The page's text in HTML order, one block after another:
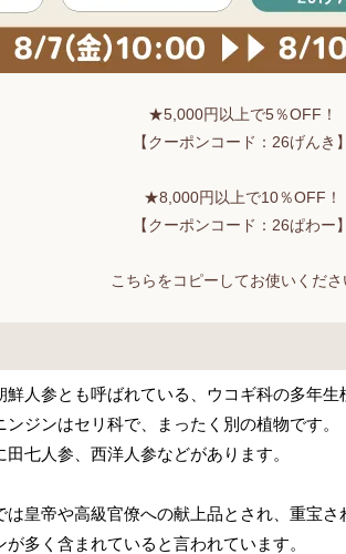
★5,000円以上で5％OFF！
【クーポンコード：26げんき】
★8,000円以上で10％OFF！
【クーポンコード：26ぱわー】
こちらをコピーしてお使いくださ
人参とも呼ばれている、ウコギ科の多年生
ジンはセリ科で、まったく別の植物です。
七人参、西洋人参などがあります。
皇帝や高級官僚への献上品とされ、重宝さ
多く含まれていると言われています。